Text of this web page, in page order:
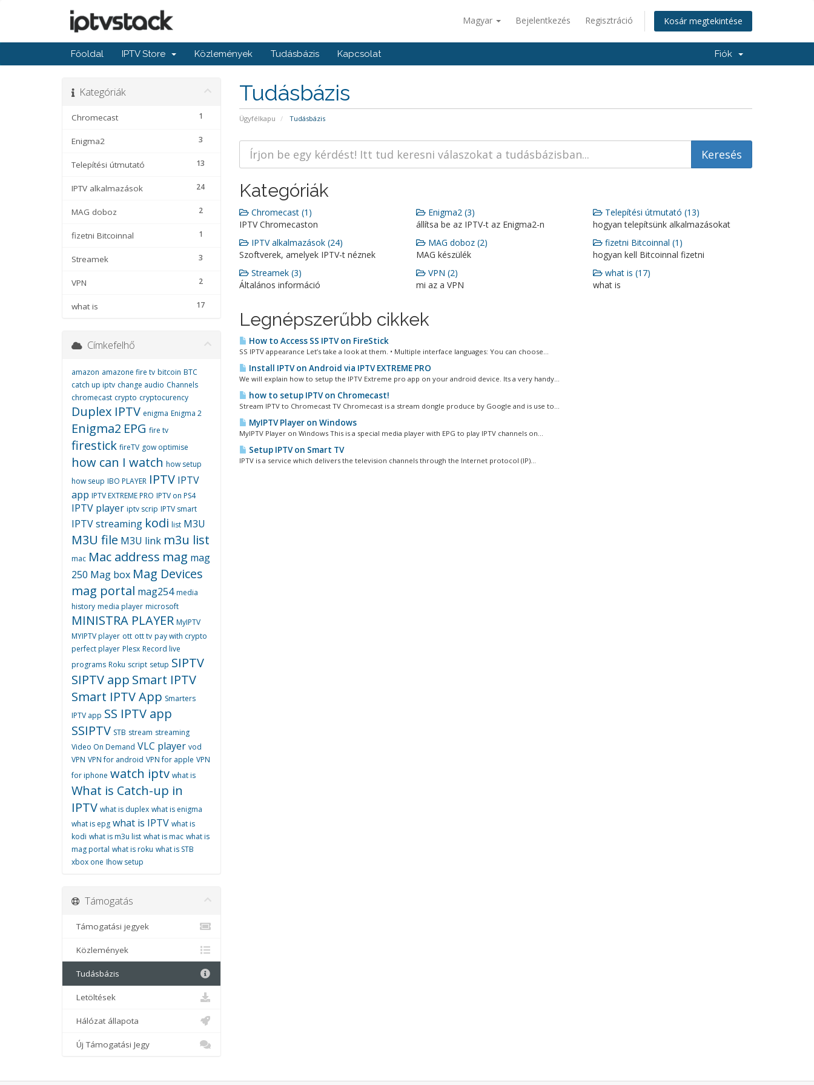
Magyar Bejelentkezés Regisztráció Kosár megtekintése
Főoldal IPTV Store Közlemények Tudásbázis Kapcsolat Fiók
Tudásbázis
Ügyfélkapu Tudásbázis
Kategóriák
1
Chromecast
3
Enigma2
13
Telepítési útmutató
24
IPTV alkalmazások
2
MAG doboz
1
fizetni Bitcoinnal
3
Streamek
2
VPN
17
what is
Kategóriák
Chromecast (1)
IPTV Chromecaston
Enigma2 (3)
állítsa be az IPTV-t az Enigma2-n
Telepítési útmutató (13)
hogyan telepítsünk alkalmazásokat
IPTV alkalmazások (24)
Szoftverek, amelyek IPTV-t néznek
MAG doboz (2)
MAG készülék
fizetni Bitcoinnal (1)
hogyan kell Bitcoinnal fizetni
Streamek (3)
Általános információ
VPN (2)
mi az a VPN
what is (17)
what is
Legnépszerűbb cikkek
How to Access SS IPTV on FireStick
SS IPTV appearance Let’s take a look at them. • Multiple interface languages: You can choose...
Install IPTV on Android via IPTV EXTREME PRO
We will explain how to setup the IPTV Extreme pro app on your android device. Its a very handy...
how to setup IPTV on Chromecast!
Stream IPTV to Chromecast TV Chromecast is a stream dongle produce by Google and is use to...
MyIPTV Player on Windows
MyIPTV Player on Windows This is a special media player with EPG to play IPTV channels on...
Setup IPTV on Smart TV
IPTV is a service which delivers the television channels through the Internet protocol (IP)...
Címkefelhő
amazon amazone fire tv bitcoin BTC
catch up iptv change audio Channels
chromecast crypto cryptocurency
Duplex IPTV enigma Enigma 2
Enigma2 EPG fire tv
firestick fireTV gow optimise
how can I watch how setup
how seup IBO PLAYER IPTV IPTV
app IPTV EXTREME PRO IPTV on PS4
IPTV player iptv scrip IPTV smart
IPTV streaming kodi list M3U
M3U file M3U link m3u list
mac Mac address mag mag
250 Mag box Mag Devices
mag portal mag254 media
history media player microsoft
MINISTRA PLAYER MyIPTV
MYIPTV player ott ott tv pay with crypto
perfect player Plesx Record live
programs Roku script setup SIPTV
SIPTV app Smart IPTV
Smart IPTV App Smarters
IPTV app SS IPTV app
SSIPTV STB stream streaming
Video On Demand VLC player vod
VPN VPN for android VPN for apple VPN
for iphone watch iptv what is
What is Catch-up in
IPTV what is duplex what is enigma
what is epg what is IPTV what is
kodi what is m3u list what is mac what is
mag portal what is roku what is STB
xbox one اhow setup
Támogatás
Támogatási jegyek
Közlemények
Tudásbázis
Letöltések
Hálózat állapota
Új Támogatási Jegy